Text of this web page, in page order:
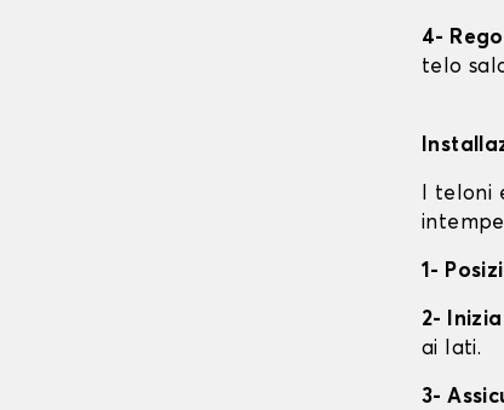
4-
telo
I teloni
1-
2-
ai lati.
3-